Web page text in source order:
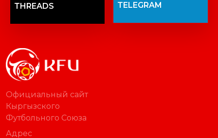
THREADS TELEGRAM
Официальный сайт
Кыргызского
Футбольного Союза
Адрес